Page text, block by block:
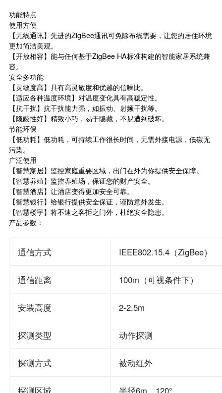
功能特点
使用方便
【无线通讯】先进的ZigBee通讯可免除布线需要，让您的居住环境
更加简洁美观。
【开放相容】能与任何基于ZigBee HA标准构建的智能家居系统兼
容。
安全多功能
【灵敏度高】具有高灵敏度和优越的信噪比。
【适应各种温度环境】对温度变化具有高稳定性。
【抗干扰】抗干扰能力强，如振动、射频干扰等。
【隐蔽性好】精致小巧，易于隐藏，不易遭到破坏。
节能环保
【低功耗】低功耗，可持续工作很长时间，无需外接电源，低碳无
污染。
广泛使用
【智慧家居】监控家庭重要区域，出门在外为你提供安全保障。
【智慧养殖】监控养殖场，保证您的财产安全。
【智慧酒店】让酒店变得更加安全可靠。
【智慧银行】给银行提供安全保证，谨防意外发生。
【智慧楼宇】将不速之客拒之门外，杜绝安全隐患。
产品参数：
通信方式 IEEE802.15.4（ZigBee）
通信距离 100m（可视条件下）
安装高度 2-2.5m
探测类型 动作探测
探测方式 被动红外